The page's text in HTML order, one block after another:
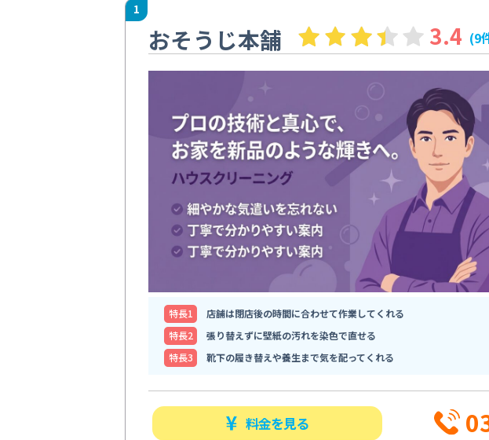
1
おそうじ本舗 3.4 (9
特⻑1
店舗は閉店後の時間に合わせて作業してくれる
特⻑2
張り替えずに壁紙の汚れを染色で直せる
特⻑3
靴下の履き替えや養生まで気を配ってくれる
料金を見る